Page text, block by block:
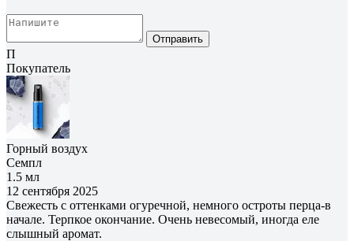
Отправить
П
Покупатель
Горный воздух
Семпл
1.5 мл
12 сентября 2025
Свежесть с оттенками огуречной, немного остроты перца-в
начале. Терпкое окончание. Очень невесомый, иногда еле
слышный аромат.